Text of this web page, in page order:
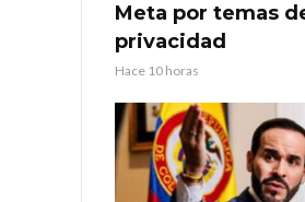
Meta por temas
privacidad
Hace 10 horas